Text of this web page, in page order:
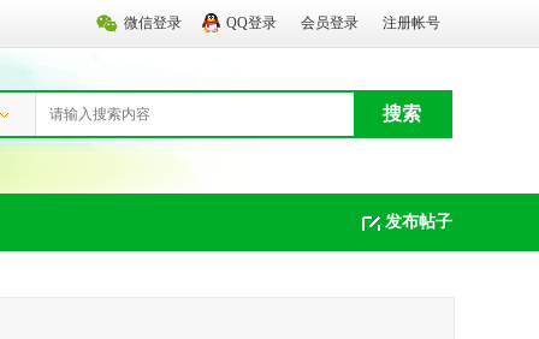
微信登录 QQ登录 会员登录 注册帐号
搜索
发布帖子